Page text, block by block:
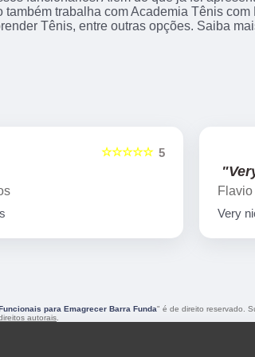
também trabalha com Academia Tênis com
Tênis, entre outras opções. Saiba
5
☆☆☆☆☆
Very
para Emagrecer Barra Funda" é de direito reservado.
autorais